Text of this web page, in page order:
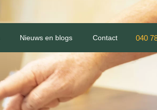
Nieuws en blogs Contact 040